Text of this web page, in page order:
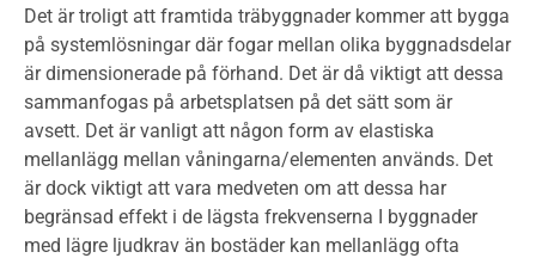
Det är troligt att framtida träbyggnader kommer att bygga
på systemlösningar där fogar mellan olika byggnadsdelar
är dimensionerade på förhand. Det är då viktigt att dessa
sammanfogas på arbetsplatsen på det sätt som är
avsett. Det är vanligt att någon form av elastiska
mellanlägg mellan våningarna/elementen används. Det
är dock viktigt att vara medveten om att dessa har
begränsad effekt i de lägsta frekvenserna I byggnader
med lägre ljudkrav än bostäder kan mellanlägg ofta